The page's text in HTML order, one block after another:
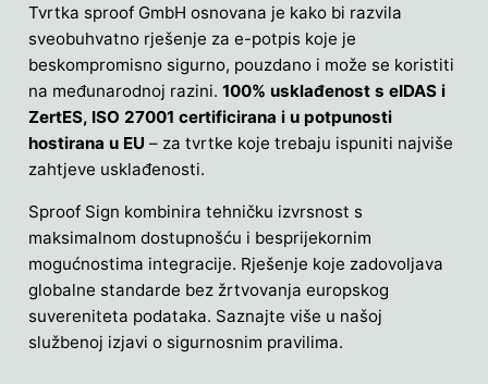
Tvrtka sproof GmbH osnovana je kako bi razvila
sveobuhvatno rješenje za e-potpis koje je
beskompromisno sigurno, pouzdano i može se koristiti
na međunarodnoj razini.100% usklađenost s eIDAS i
ZertES, ISO 27001 certificirana i u potpunosti
hostirana u EU – za tvrtke koje trebaju ispuniti najviše
zahtjeve usklađenosti.
Sproof Sign kombinira tehničku izvrsnost s
maksimalnom dostupnošću i besprijekornim
mogućnostima integracije. Rješenje koje zadovoljava
globalne standarde bez žrtvovanja europskog
suvereniteta podataka. Saznajte više u našoj
službenoj izjavi o sigurnosnim pravilima.